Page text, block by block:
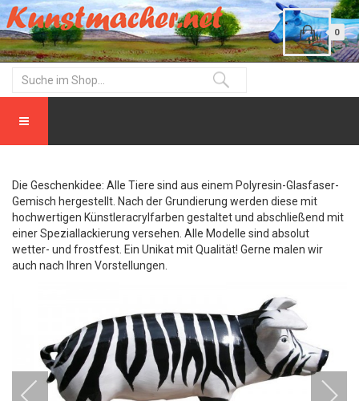
0
Die Geschenkidee: Alle Tiere sind aus einem Polyresin-Glasfaser-
Gemisch hergestellt. Nach der Grundierung werden diese mit
hochwertigen Künstleracrylfarben gestaltet und abschließend mit
einer Speziallackierung versehen. Alle Modelle sind absolut
wetter- und frostfest. Ein Unikat mit Qualität! Gerne malen wir
auch nach Ihren Vorstellungen.